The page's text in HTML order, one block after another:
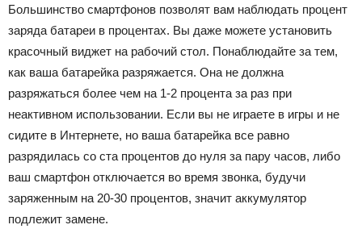
Большинство смартфонов позволят вам наблюдать процент
заряда батареи в процентах. Вы даже можете установить
красочный виджет на рабочий стол. Понаблюдайте за тем,
как ваша батарейка разряжается. Она не должна
разряжаться более чем на 1-2 процента за раз при
неактивном использовании. Если вы не играете в игры и не
сидите в Интернете, но ваша батарейка все равно
разрядилась со ста процентов до нуля за пару часов, либо
ваш смартфон отключается во время звонка, будучи
заряженным на 20-30 процентов, значит аккумулятор
подлежит замене.